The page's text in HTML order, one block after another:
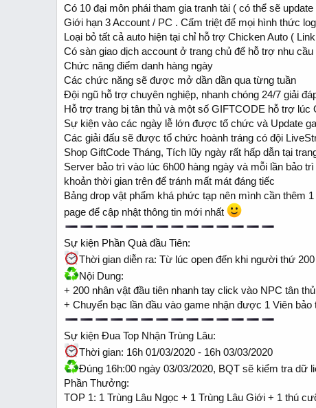
Có 10 đại môn phái tham gia tranh tài ( có thể sẽ
Giới hạn 3 Account / PC . Cấm triệt để mọi hình thức
Loại bỏ tất cả auto hiện tại chỉ hỗ trợ Chicken Auto (
Có sàn giao dịch account ở trang chủ để hỗ trợ nhu
Chức năng điểm danh hàng ngày
Các chức năng sẽ được mở dần dần qua từng tuần
Đội ngũ hỗ trợ chuyên nghiệp, nhanh chóng 24/7 giải
Hỗ trợ trang bị tân thủ và một số GIFTCODE hỗ trợ lúc
Sự kiện vào các ngày lễ lớn được tổ chức và Update
Các giải đấu sẽ được tổ chức hoành tráng có đội
Shop GiftCode Tháng, Tích lũy ngày rất hấp dẫn tại
Server bảo trì vào lúc 6h00 hàng ngày và mỗi lần bảo
khoản thời gian trên để tránh mất mát đáng tiếc
Bảng drop vật phẩm khá phức tạp nên mình cần thêm
page để cập nhật thông tin mới nhất
Sự kiện Phần Quà đầu Tiên:
Thời gian diễn ra: Từ lúc open đến khi người thứ
Nội Dung:
+ 200 nhân vật đầu tiên nhanh tay click vào NPC tân
+ Chuyển bạc lần đầu vào game nhận được 1 Viên bảo
Sự kiện Đua Top Nhận Trùng Lâu:
Thời gian: 16h 01/03/2020 - 16h 03/03/2020
Đúng 16h:00 ngày 03/03/2020, BQT sẽ kiểm tra dữ
Phần Thưởng:
TOP 1: 1 Trùng Lâu Ngọc + 1 Trùng Lâu Giới + 1 thú